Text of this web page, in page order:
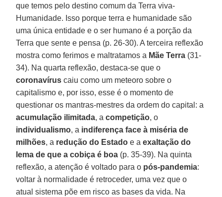
que temos pelo destino comum da Terra viva-
Humanidade. Isso porque terra e humanidade são
uma única entidade e o ser humano é a porção da
Terra que sente e pensa (p. 26-30). A terceira reflexão
mostra como ferimos e maltratamos a Mãe Terra (31-
34). Na quarta reflexão, destaca-se que o
coronavírus caiu como um meteoro sobre o
capitalismo e, por isso, esse é o momento de
questionar os mantras-mestres da ordem do capital: a
acumulação ilimitada, acompetição, o
individualismo, a indiferença face à miséria de
milhões, a redução do Estado e aexaltação do
lema de que a cobiça é boa (p. 35-39). Na quinta
reflexão, a atenção é voltado para o pós-pandemia:
voltar à normalidade é retroceder, uma vez que o
atual sistema põe em risco as bases da vida. Na